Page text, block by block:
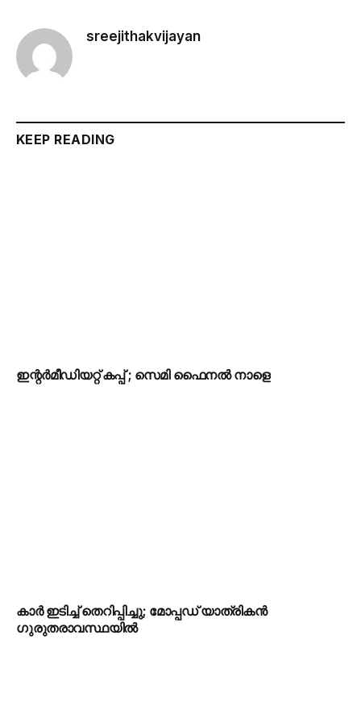
sreejithakvijayan
KEEP READING
ഇന്റർമീഡിയറ്റ് കപ്പ് ; സെമി ഫൈനൽ നാളെ
കാർ ഇടിച്ച് തെറിപ്പിച്ചു; മോപ്പഡ് യാത്രികൻ
ഗുരുതരാവസ്ഥയിൽ